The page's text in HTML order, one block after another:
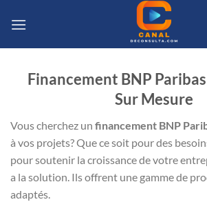
Financement BNP
Sur Mesure
Vous cherchez un financement BNP
à vos projets? Que ce soit pour des
pour soutenir la croissance de votre
a la solution. Ils offrent une gamme de
adaptés.